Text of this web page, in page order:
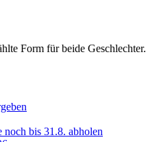
Form für beide Geschlechter.
bis 31.8. abholen